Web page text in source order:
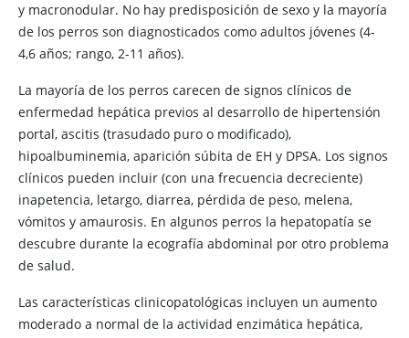
y macronodular. No hay predisposición de sexo y la mayoría
de los perros son diagnosticados como adultos jóvenes (4-
4,6 años; rango, 2-11 años).
La mayoría de los perros carecen de signos clínicos de
enfermedad hepática previos al desarrollo de hipertensión
portal, ascitis (trasudado puro o modificado),
hipoalbuminemia, aparición súbita de EH y DPSA. Los signos
clínicos pueden incluir (con una frecuencia decreciente)
inapetencia, letargo, diarrea, pérdida de peso, melena,
vómitos y amaurosis. En algunos perros la hepatopatía se
descubre durante la ecografía abdominal por otro problema
de salud.
Las características clinicopatológicas incluyen un aumento
moderado a normal de la actividad enzimática hepática,